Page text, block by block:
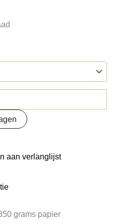
aan verlanglijst
grams papier